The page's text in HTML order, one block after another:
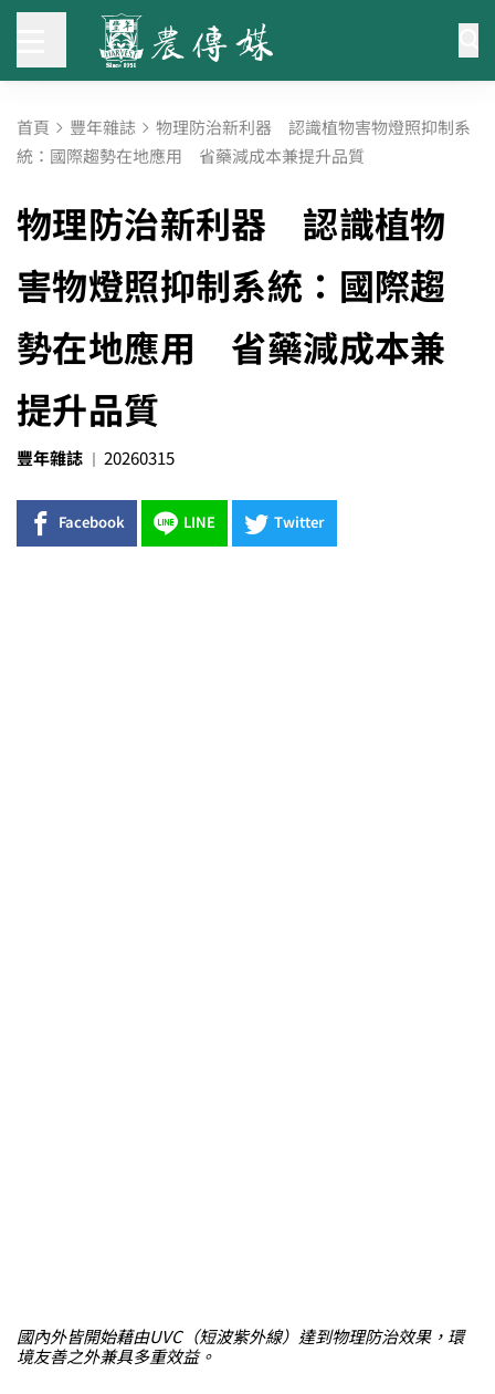
首頁 豐年雜誌 物理防治新利器 認識植物害物燈照抑制系
統：國際趨勢在地應用 省藥減成本兼提升品質
物理防治新利器 認識植物
害物燈照抑制系統：國際趨
勢在地應用 省藥減成本兼
提升品質
豐年雜誌 20260315
Facebook LINE Twitter
國內外皆開始藉由UVC（短波紫外線）達到物理防治效果，環
境友善之外兼具多重效益。